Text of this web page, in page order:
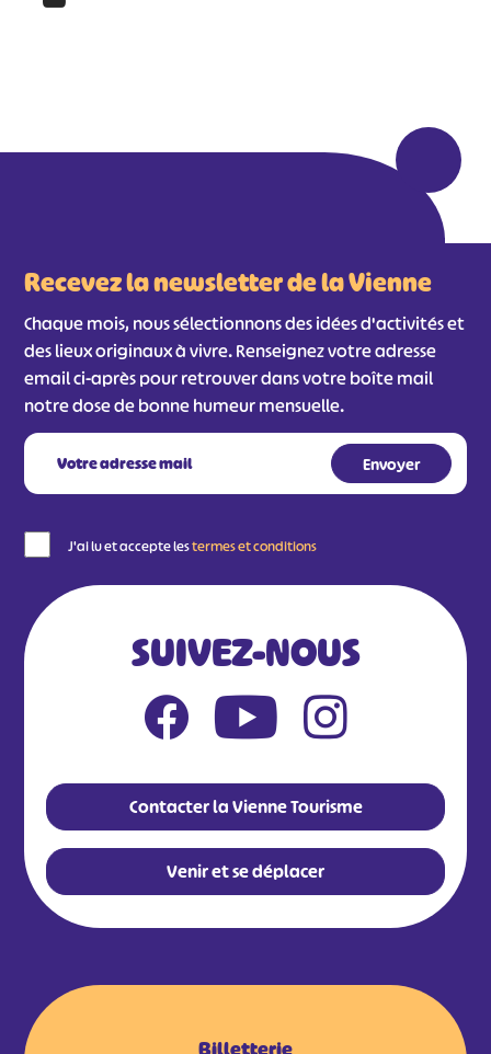
Recevez la newsletter de la Vienne
Chaque mois, nous sélectionnons des idées d'activités et
des lieux originaux à vivre. Renseignez votre adresse
email ci-après pour retrouver dans votre boîte mail
notre dose de bonne humeur mensuelle.
J'ai lu et accepte lestermes et conditions
SUIVEZ-NOUS
Contacter la Vienne Tourisme
Venir et se déplacer